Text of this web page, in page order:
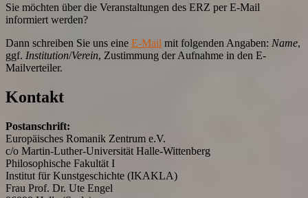
Sie möchten über die Veranstaltungen des ERZ per E-Mail
informiert werden?
Dann schreiben Sie uns eine E-Mail mit folgenden Angaben: Name,
ggf. Institution/Verein, Zustimmung der Aufnahme in den E-
Mailverteiler.
Kontakt
Postanschrift:
Europäisches Romanik Zentrum e.V.
c/o Martin-Luther-Universität Halle-Wittenberg
Philosophische Fakultät I
Institut für Kunstgeschichte (IKAKLA)
Frau Prof. Dr. Ute Engel